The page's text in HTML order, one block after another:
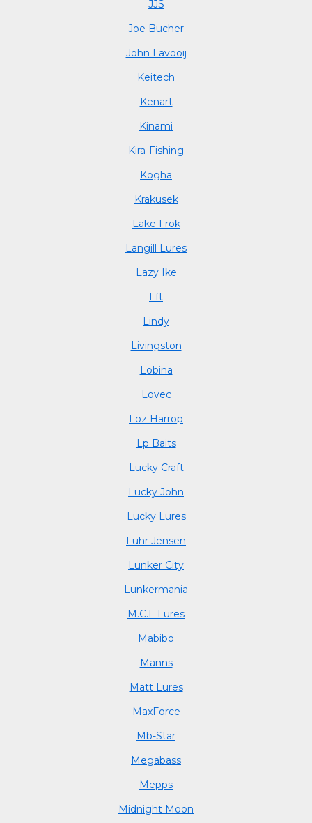
JJS
Joe Bucher
John Lavooij
Keitech
Kenart
Kinami
Kira-Fishing
Kogha
Krakusek
Lake Frok
Langill Lures
Lazy Ike
Lft
Lindy
Livingston
Lobina
Lovec
Loz Harrop
Lp Baits
Lucky Craft
Lucky John
Lucky Lures
Luhr Jensen
Lunker City
Lunkermania
M.C.L Lures
Mabibo
Manns
Matt Lures
MaxForce
Mb-Star
Megabass
Mepps
Midnight Moon